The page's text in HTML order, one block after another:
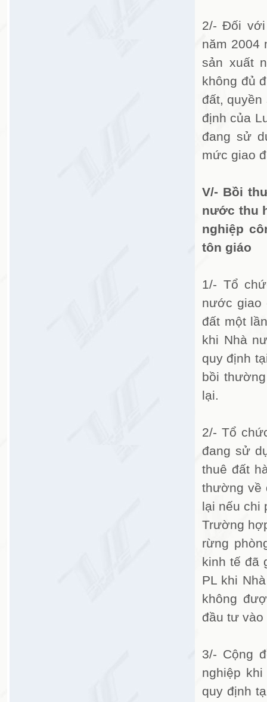
2/- Đối
năm 2004
sản xuất
không đủ
đất,
định của
đang sử
mức giao
V/- Bồi
nước thu
nghiệp
tôn giáo
1/- Tổ
nước giao
đất một
khi Nhà
quy định
bồi
lại.
2/- Tổ
đang sử
thuê đất
thường về
lại nếu chi
Trường
rừng
kinh tế đã
PL khi
không
đầu tư vào
3/- Cộng
nghiệp
quy định